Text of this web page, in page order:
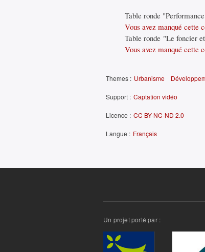
Table ronde
Vous avez manqué
Table ronde "Le foncier
Vous avez manqué cette
Themes : Urbanisme
Support : Captation vidéo
Licence : CC BY-NC-ND 2.0
Langue : Français
Un projet porté par :